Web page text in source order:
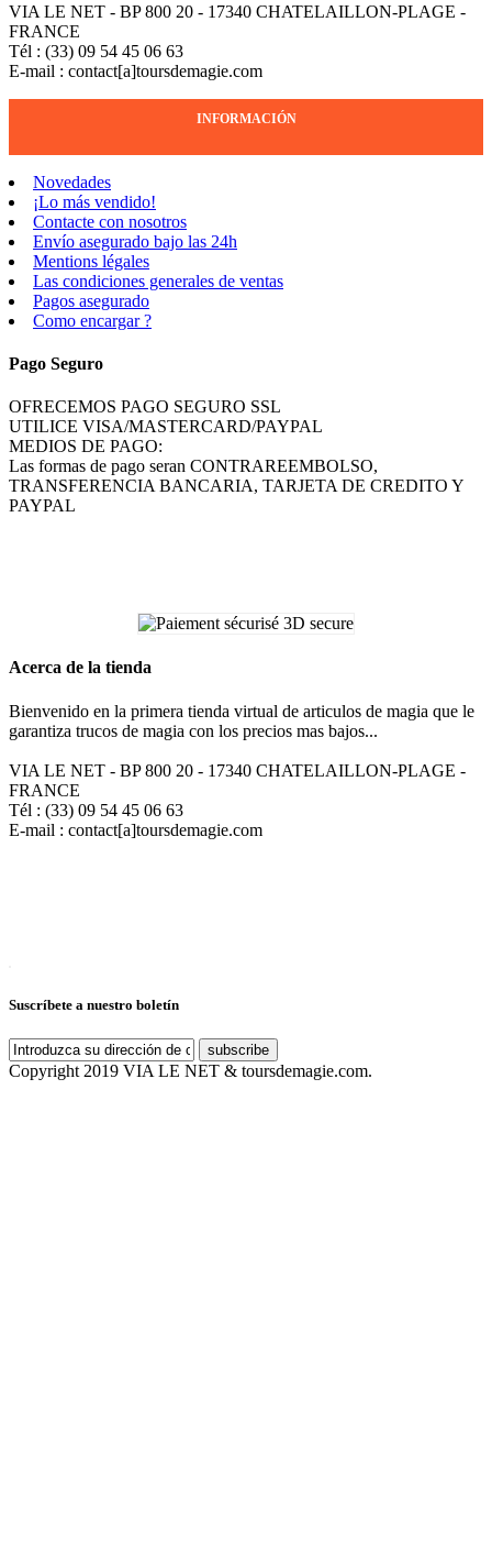
VIA LE NET - BP 800 20 - 17340 CHATELAILLON-PLAGE -
FRANCE
Tél : (33) 09 54 45 06 63
E-mail : contact[a]toursdemagie.com
INFORMACIÓN
Novedades
¡Lo más vendido!
Contacte con nosotros
Envío asegurado bajo las 24h
Mentions légales
Las condiciones generales de ventas
Pagos asegurado
Como encargar ?
Pago Seguro
OFRECEMOS PAGO SEGURO SSL
UTILICE VISA/MASTERCARD/PAYPAL
MEDIOS DE PAGO:
Las formas de pago seran CONTRAREEMBOLSO,
TRANSFERENCIA BANCARIA, TARJETA DE CREDITO Y
PAYPAL
Acerca de la tienda
Bienvenido en la primera tienda virtual de articulos de magia que le
garantiza trucos de magia con los precios mas bajos...
VIA LE NET - BP 800 20 - 17340 CHATELAILLON-PLAGE -
FRANCE
Tél : (33) 09 54 45 06 63
E-mail : contact[a]toursdemagie.com
Suscríbete a nuestro boletín
subscribe
Copyright 2019 VIA LE NET & toursdemagie.com.